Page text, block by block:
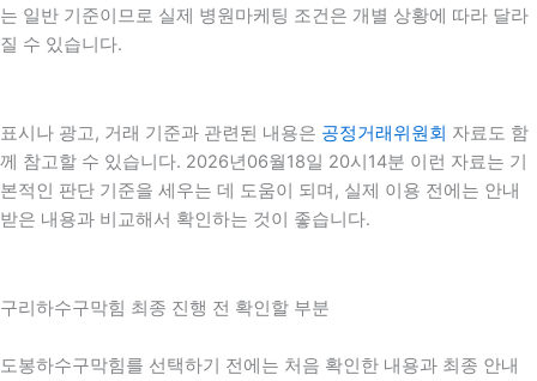
는 일반 기준이므로 실제 병원마케팅 조건은 개별 상황에 따라 달라
질 수 있습니다.
표시나 광고, 거래 기준과 관련된 내용은 공정거래위원회 자료도 함
께 참고할 수 있습니다. 2026년06월18일 20시14분 이런 자료는 기
본적인 판단 기준을 세우는 데 도움이 되며, 실제 이용 전에는 안내
받은 내용과 비교해서 확인하는 것이 좋습니다.
구리하수구막힘 최종 진행 전 확인할 부분
도봉하수구막힘를 선택하기 전에는 처음 확인한 내용과 최종 안내